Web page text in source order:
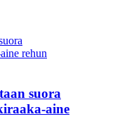
suora
aine